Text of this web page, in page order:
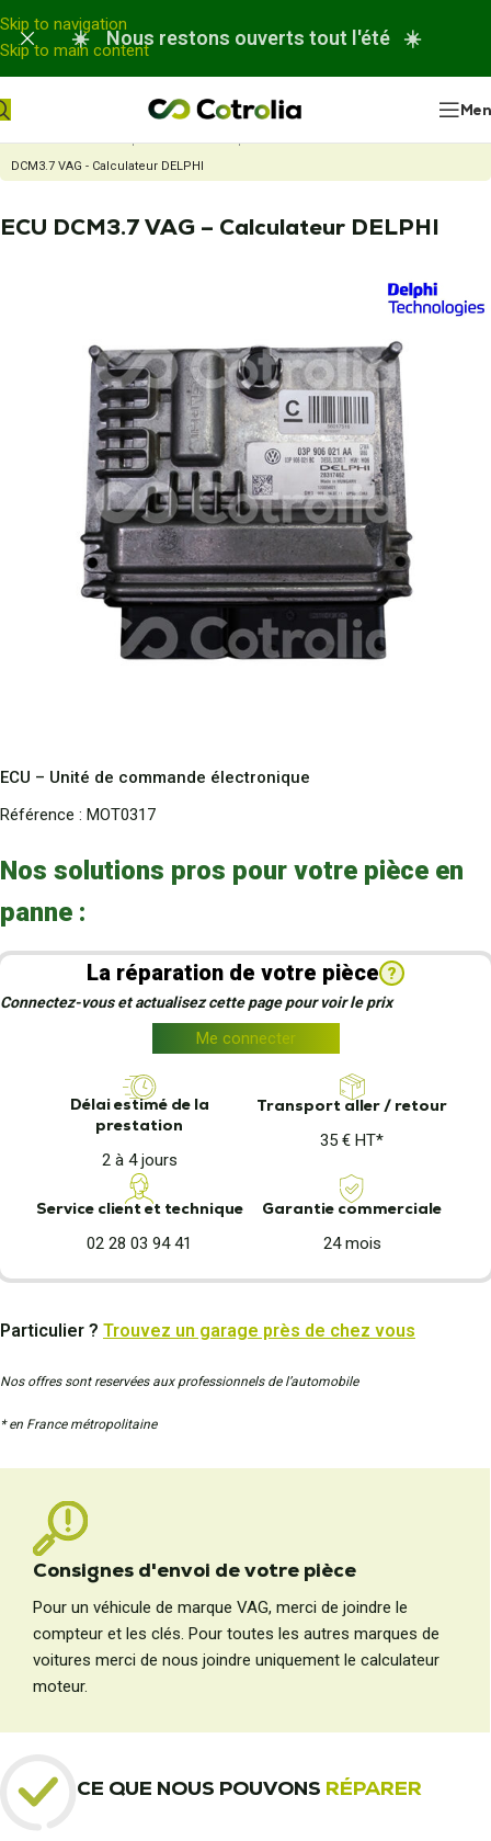
Panneau de gestion des cookies
Skip to navigation
Skip to main content
☀️ Nous restons ouverts tout l'été ☀️
Accueil Nos réparations Réparation Calculateur moteur
ECU
DCM3.7 VAG - Calculateur DELPHI
ECU DCM3.7 VAG – Calculateur DELPHI
ECU – Unité de commande électronique
Référence : MOT0317
Nos solutions pros pour votre pièce en
panne :
La réparation de votre pièce ?
Connectez-vous et actualisez cette page pour voir le prix
Me connecter
Délai estimé de la
prestation
2 à 4 jours
Transport aller / retour
35 € HT*
Service client et technique
02 28 03 94 41
Garantie commerciale
24 mois
Particulier ? Trouvez un garage près de chez vous
Nos offres sont reservées aux professionnels de l’automobile
* en France métropolitaine
Consignes d'envoi de votre pièce
Pour un véhicule de marque VAG, merci de joindre le
compteur et les clés. Pour toutes les autres marques de
voitures merci de nous joindre uniquement le calculateur
moteur.
CE QUE NOUS POUVONS RÉPARER